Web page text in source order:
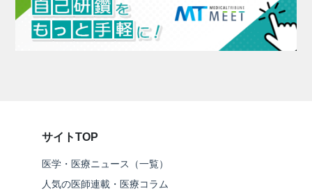
サイトTOP
医学・医療ニュース（一覧）
人気の医師連載・医療コラム